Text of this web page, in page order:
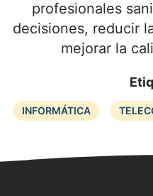
profesionales
decisiones, reducir
mejorar la
INFORMÁTICA